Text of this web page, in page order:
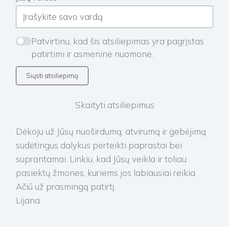
Patvirtinu, kad šis atsiliepimas yra pagrįstas
patirtimi ir asmenine nuomone.
Siųsti atsiliepimą
Skaityti atsiliepimus
Dėkoju už Jūsų nuoširdumą, atvirumą ir gebėjimą
sudėtingus dalykus perteikti paprastai bei
suprantamai. Linkiu, kad Jūsų veikla ir toliau
pasiektų žmones, kuriems jos labiausiai reikia.
Ačiū už prasmingą patirtį.
Lijana